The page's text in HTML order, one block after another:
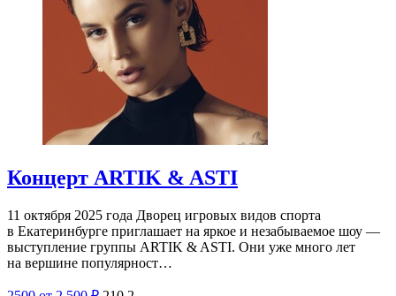
Концерт ARTIK & ASTI
11 октября 2025 года Дворец игровых видов спорта
в Екатеринбурге приглашает на яркое и незабываемое шоу —
выступление группы ARTIK & ASTI. Они уже много лет
на вершине популярност…